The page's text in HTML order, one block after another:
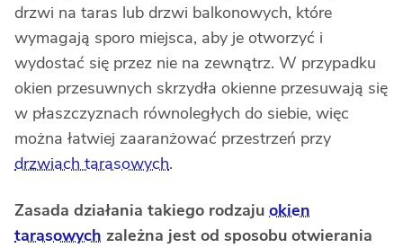
drzwi na taras lub drzwi balkonowych, które
wymagają sporo miejsca, aby je otworzyć i
wydostać się przez nie na zewnątrz. W przypadku
okien przesuwnych skrzydła okienne przesuwają się
w płaszczyznach równoległych do siebie, więc
można łatwiej zaaranżować przestrzeń przy
drzwiach tarasowych.
Zasada działania takiego rodzaju okien
tarasowych zależna jest od sposobu otwierania